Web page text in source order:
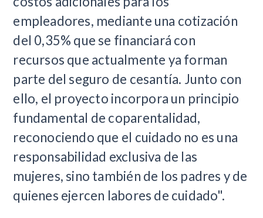
empleadores, mediante una cotización
del 0,35% que se financiará con
recursos que actualmente ya forman
parte del seguro de cesantía. Junto con
ello, el proyecto incorpora un principio
fundamental de coparentalidad,
reconociendo que el cuidado no es una
responsabilidad exclusiva de las
mujeres, sino también de los padres y de
quienes ejercen labores de cuidado".